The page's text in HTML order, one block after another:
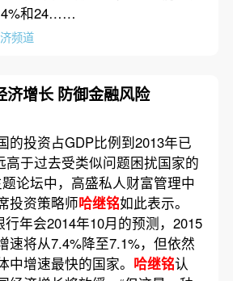
和24……
频道
济增长 防御金融风险
的投资占GDP比例到2013年已
高于过去受类似问题困扰国家的
论坛中，高盛私人财富管理中
投资策略师哈继铭如此表示。
年会2014年10月的预测，2015
速将从7.4%降至7.1%，但依然
中增速最快的国家。 哈继铭认